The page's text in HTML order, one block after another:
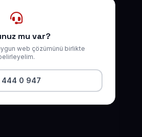
mu var?
web çözümünü birlikte
444 0 947